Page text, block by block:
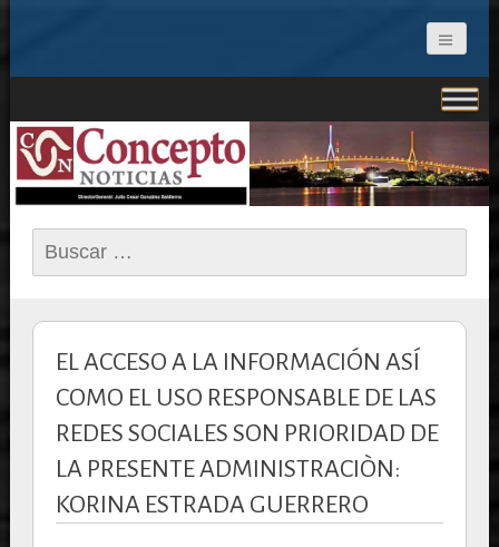
CONCEPTO NOTICIAS
Buscar:
EL ACCESO A LA INFORMACIÓN ASÍ
COMO EL USO RESPONSABLE DE LAS
REDES SOCIALES SON PRIORIDAD DE
LA PRESENTE ADMINISTRACIÒN:
KORINA ESTRADA GUERRERO